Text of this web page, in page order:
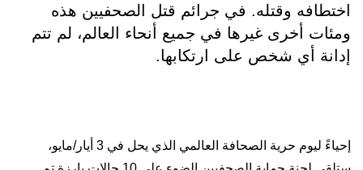
اختطافه وقتله. في جرائم قتل الصحفيين هذه
ومئات أخرى غيرها في جميع أنحاء العالم، لم تتم
إدانة أي شخص على ارتكابها.
إحياءً ليوم حرية الصحافة العالمي الذي يحل في 3 أيار/مايو،